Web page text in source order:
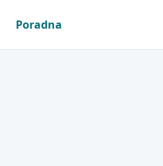
Poradna